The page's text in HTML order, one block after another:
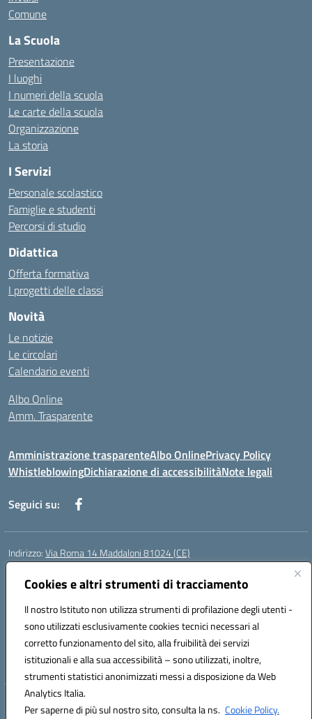
Cookies e altri strumenti di tracciamento
Il nostro Istituto non utilizza strumenti di profilazione degli utenti -
sono utilizzati esclusivamente cookies tecnici necessari al
corretto funzionamento del sito, alla fruibilità dei servizi
istituzionali e alla sua accessibilità – sono utilizzati, inoltre,
strumenti statistici anonimizzati messi a disposizione da Web
Analytics Italia.
Per saperne di più sul nostro sito, consulta la ns. Cookie Policy.
Comune
La Scuola
Presentazione
I luoghi
I numeri della scuola
Le carte della scuola
Organizzazione
La storia
I Servizi
Personale scolastico
Famiglie e studenti
Percorsi di studio
Didattica
Offerta formativa
I progetti delle classi
Novità
Le notizie
Le circolari
Calendario eventi
Albo Online
Amm. Trasparente
Amministrazione trasparenteAlbo OnlinePrivacy Policy
WhistleblowingDichiarazione di accessibilitàNote legali
Seguici su:
Indirizzo:Via Roma 14 Maddaloni 81024 (CE)
Centralino:
Posta elettronica certificata (PEC):ceic8an00r@pec.istruzione.it
Codice fiscale: 80006190617
Codice meccanografico:CEIC8AN00R
Codice Indice delle Pubbliche Amministrazioni (IPA): icmvce
Codice unico di fatturazione (CUF): UFORSV
Hosting & Powered by 3D Solution S.r.l.